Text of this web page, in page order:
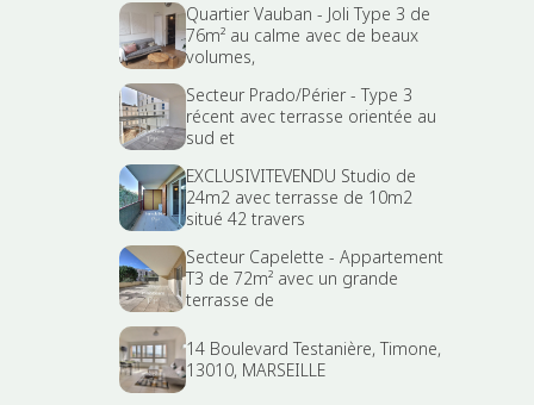
Quartier Vauban - Joli Type 3 de
76m² au calme avec de beaux
volumes,
Secteur Prado/Périer - Type 3
récent avec terrasse orientée au
sud et
EXCLUSIVITEVENDU Studio de
24m2 avec terrasse de 10m2
situé 42 travers
Secteur Capelette - Appartement
T3 de 72m² avec un grande
terrasse de
14 Boulevard Testanière, Timone,
13010, MARSEILLE